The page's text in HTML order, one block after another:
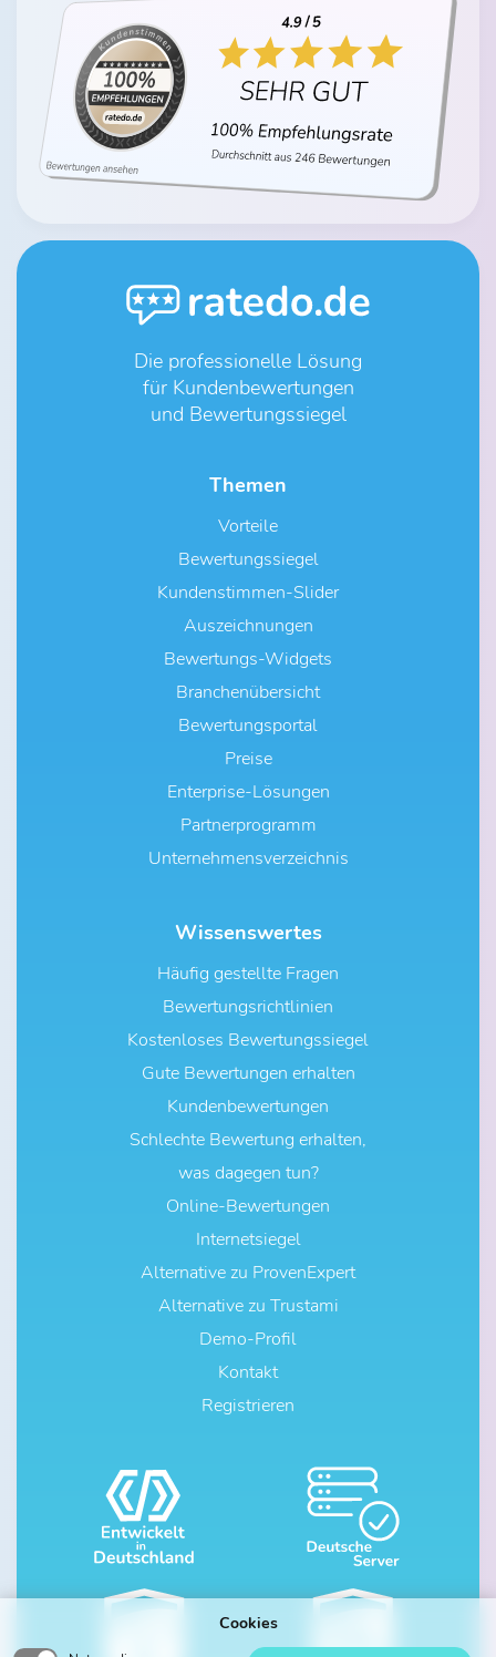
Cookies
Die professionelle Lösung
für Kundenbewertungen
und Bewertungssiegel
Themen
Vorteile
Bewertungssiegel
Kundenstimmen-Slider
Auszeichnungen
Bewertungs-Widgets
Branchenübersicht
Bewertungsportal
Preise
Enterprise-Lösungen
Partnerprogramm
Unternehmensverzeichnis
Wissenswertes
Häufig gestellte Fragen
Bewertungsrichtlinien
Kostenloses Bewertungssiegel
Gute Bewertungen erhalten
Kundenbewertungen
Schlechte Bewertung erhalten,
was dagegen tun?
Online-Bewertungen
Internetsiegel
Alternative zu ProvenExpert
Alternative zu Trustami
Demo-Profil
Kontakt
Registrieren